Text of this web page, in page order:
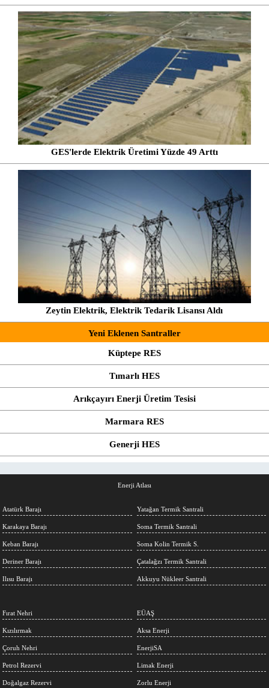
GES'lerde Elektrik Üretimi Yüzde 49 Arttı
Zeytin Elektrik, Elektrik Tedarik Lisansı Aldı
Yeni Eklenen Santraller
Küptepe RES
Tımarlı HES
Arıkçayırı Enerji Üretim Tesisi
Marmara RES
Generji HES
Enerji Atlası
Atatürk Barajı
Karakaya Barajı
Keban Barajı
Deriner Barajı
Ilısu Barajı
Yatağan Termik Santrali
Soma Termik Santrali
Soma Kolin Termik S.
Çatalağzı Termik Santrali
Akkuyu Nükleer Santrali
Fırat Nehri
Kızılırmak
Çoruh Nehri
Petrol Rezervi
Doğalgaz Rezervi
EÜAŞ
Aksa Enerji
EnerjiSA
Limak Enerji
Zorlu Enerji